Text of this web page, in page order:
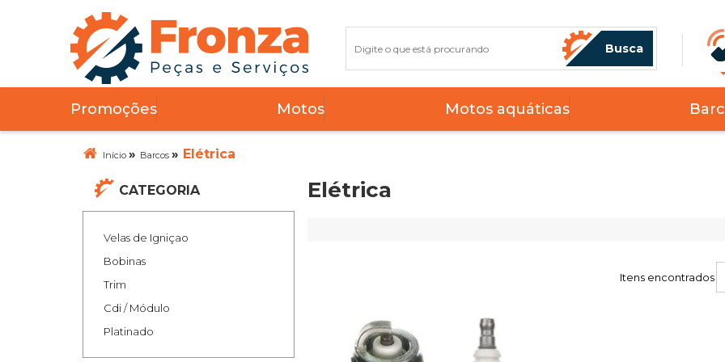
Busca
Promoções Motos Motos aquáticas
Início » Barcos » Elétrica
CATEGORIA
Velas de Igniçao
Bobinas
Trim
Cdi / Módulo
Platinado
Elétrica
Itens encontrados